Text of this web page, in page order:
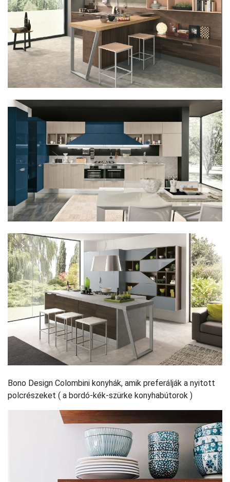
Bono Design Colombini konyhák, amik preferálják a nyitott
polcrészeket ( a bordó-kék-szürke konyhabútorok )